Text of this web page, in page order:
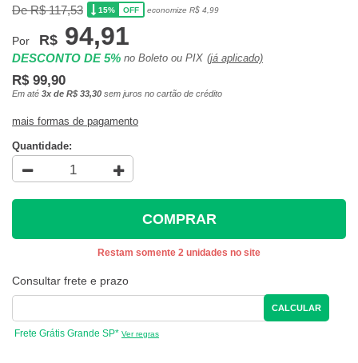
De R$ 117,53 15% OFF economize R$ 4,99
Por R$ 94,91
DESCONTO DE 5% no Boleto ou PIX (já aplicado)
R$ 99,90
Em até 3x de R$ 33,30 sem juros no cartão de crédito
mais formas de pagamento
Quantidade:
COMPRAR
Restam somente 2 unidades no site
Consultar frete e prazo
CALCULAR
Frete Grátis Grande SP* Ver regras